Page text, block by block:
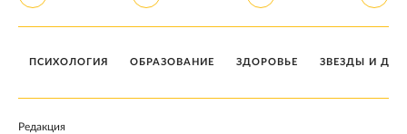
ПСИХОЛОГИЯ ОБРАЗОВАНИЕ ЗДОРОВЬЕ ЗВЕЗДЫ И
Редакция